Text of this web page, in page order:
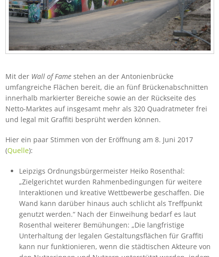
Mit der Wall of Famestehen an der Antonienbrücke
umfangreiche Flächen bereit, die an fünf Brückenabschnitten
innerhalb markierter Bereiche sowie an der Rückseite des
Netto-Marktes auf insgesamt mehr als 320 Quadratmeter frei
und legal mit Graffiti besprüht werden können.
Hier ein paar Stimmen von der Eröffnung am 8. Juni 2017
(Quelle):
Leipzigs Ordnungsbürgermeister Heiko Rosenthal:
„Zielgerichtet wurden Rahmenbedingungen für weitere
Interaktionen und kreative Wettbewerbe geschaffen. Die
Wand kann darüber hinaus auch schlicht als Treffpunkt
genutzt werden.“ Nach der Einweihung bedarf es laut
Rosenthal weiterer Bemühungen: „Die langfristige
Unterhaltung der legalen Gestaltungsflächen für Graffiti
kann nur funktionieren, wenn die städtischen Akteure von